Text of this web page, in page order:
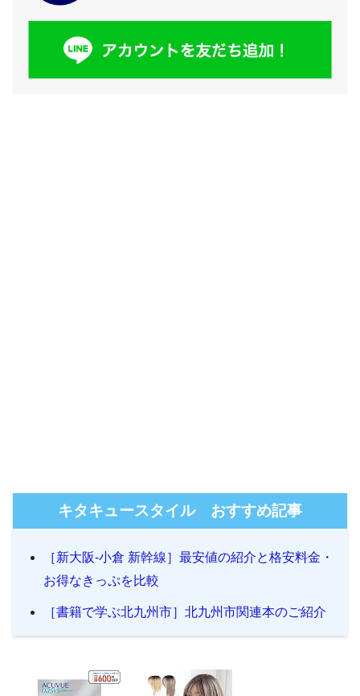
キタキュースタイル おすすめ記事
［新大阪-小倉 新幹線］最安値の紹介と格安料金・
お得なきっぷを比較
［書籍で学ぶ北九州市］北九州市関連本のご紹介